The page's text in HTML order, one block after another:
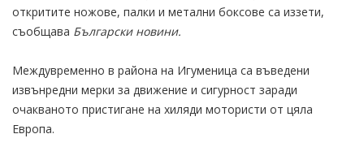
откритите ножове, палки и метални боксове са иззети,
съобщава Български новини.
Междувременно в района на Игуменица са въведени
извънредни мерки за движение и сигурност заради
очакваното пристигане на хиляди мотористи от цяла
Европа.